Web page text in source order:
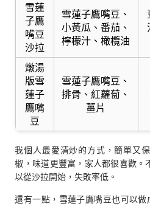
雪蓮
子鷹
嘴豆
沙拉
雪蓮子鷹嘴豆、
小黃瓜、番茄、
檸檬汁、橄欖油
燉湯
版雪
蓮子
鷹嘴
豆
雪蓮子鷹嘴豆、
排骨、紅蘿蔔、
薑片
我個人最愛清炒的方式，簡單又
椒，味道更豐富，家人都很喜歡。
以從沙拉開始，失敗率低。
還有一點，雪蓮子鷹嘴豆也可以